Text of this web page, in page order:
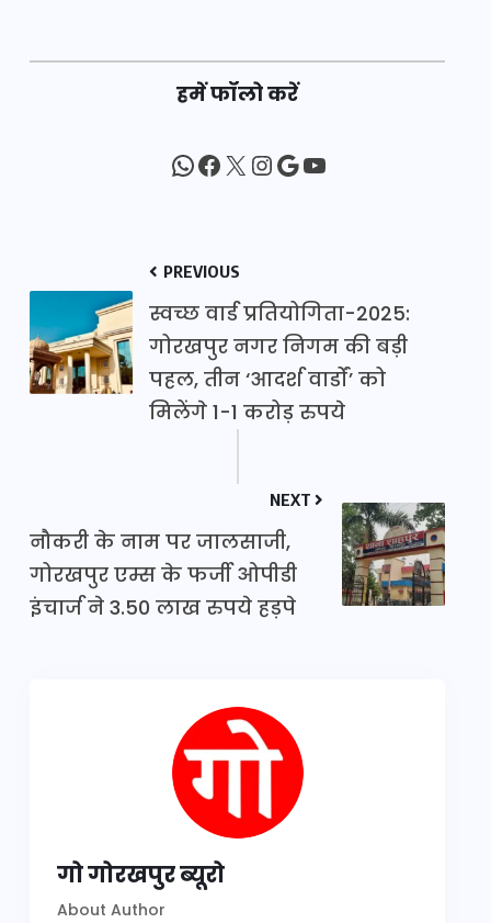
हमें फॉलो करें
WhatsApp
Facebook
X Instagram
Google
YouTube
PREVIOUS
स्वच्छ वार्ड प्रतियोगिता-2025:
गोरखपुर नगर निगम की बड़ी
पहल, तीन ‘आदर्श वार्डों’ को
मिलेंगे 1-1 करोड़ रुपये
NEXT
नौकरी के नाम पर जालसाजी,
गोरखपुर एम्स के फर्जी ओपीडी
इंचार्ज ने 3.50 लाख रुपये हड़पे
गो गोरखपुर ब्यूरो
About Author